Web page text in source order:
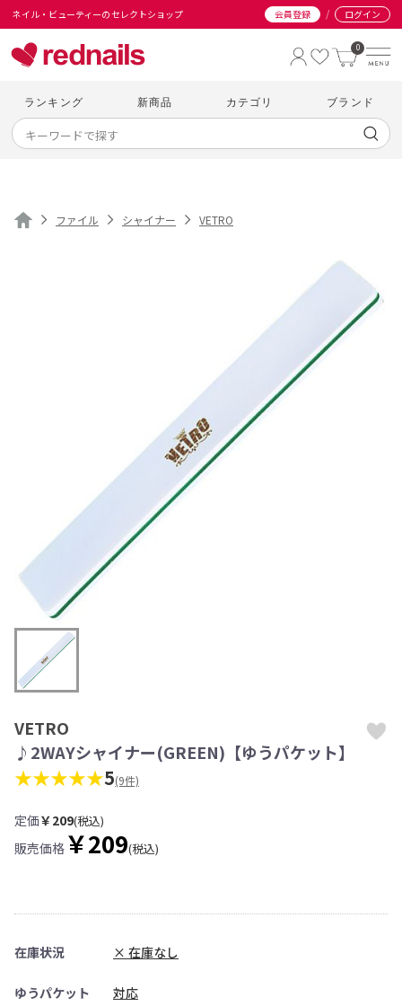
ネイル・ビューティーのセレクトショップ 会員登録 / ログイン
0
ランキング 新商品 カテゴリ ブランド
ファイル シャイナー VETRO
VETRO
♪2WAYシャイナー(GREEN)【ゆうパケット】
★★★★★5(9件)
定価￥209(税込)
販売価格 ￥209(税込)
在庫状況 × 在庫なし
ゆうパケット 対応